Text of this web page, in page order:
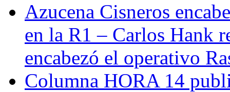
Azucena Cisneros
en la R1 – Carlos Hank
encabezó el operativo
Columna HORA 14